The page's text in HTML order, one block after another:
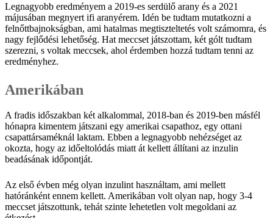
Legnagyobb eredményem a 2019-es serdülő arany és a 2021
májusában megnyert ifi aranyérem. Idén be tudtam mutatkozni a
felnőttbajnokságban, ami hatalmas megtiszteltetés volt számomra, és
nagy fejlődési lehetőség. Hat meccset játszottam, két gólt tudtam
szerezni, s voltak meccsek, ahol érdemben hozzá tudtam tenni az
eredményhez.
Amerikában
A fradis időszakban két alkalommal, 2018-ban és 2019-ben másfél
hónapra kimentem játszani egy amerikai csapathoz, egy ottani
csapattársaméknál laktam. Ebben a legnagyobb nehézséget az
okozta, hogy az időeltolódás miatt át kellett állítani az inzulin
beadásának időpontját.
Az első évben még olyan inzulint használtam, ami mellett
hatóránként ennem kellett. Amerikában volt olyan nap, hogy 3-4
meccset játszottunk, tehát szinte lehetetlen volt megoldani az